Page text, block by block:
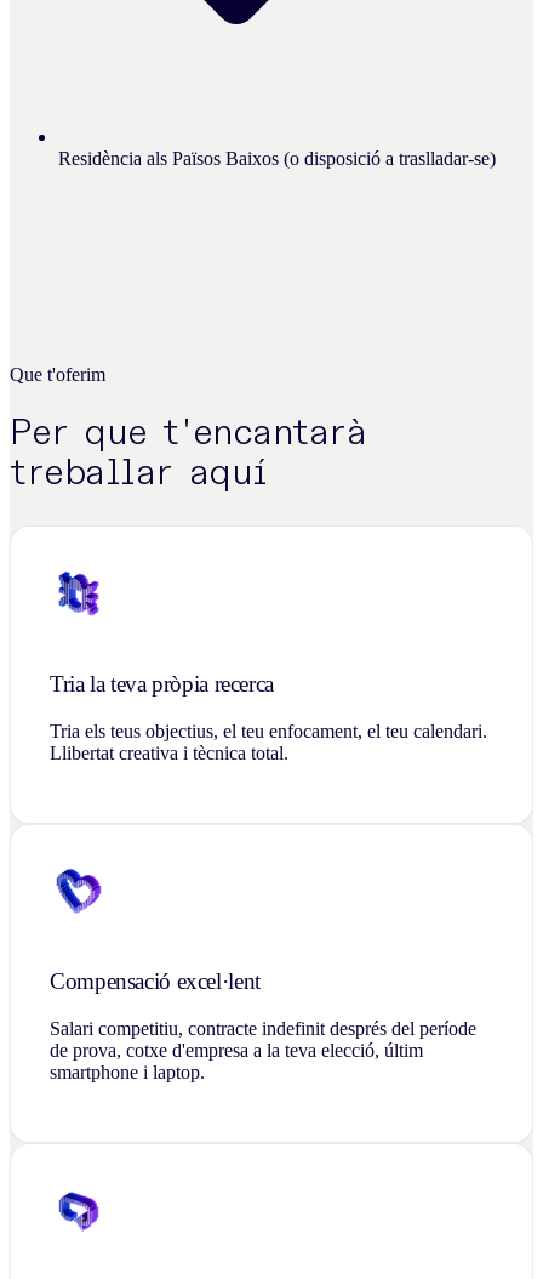
Residència als Països Baixos (o disposició a traslladar-se)
Que t'oferim
Per que t'encantarà
treballar aquí
Tria la teva pròpia recerca
Tria els teus objectius, el teu enfocament, el teu calendari.
Llibertat creativa i tècnica total.
Compensació excel·lent
Salari competitiu, contracte indefinit després del període
de prova, cotxe d'empresa a la teva elecció, últim
smartphone i laptop.